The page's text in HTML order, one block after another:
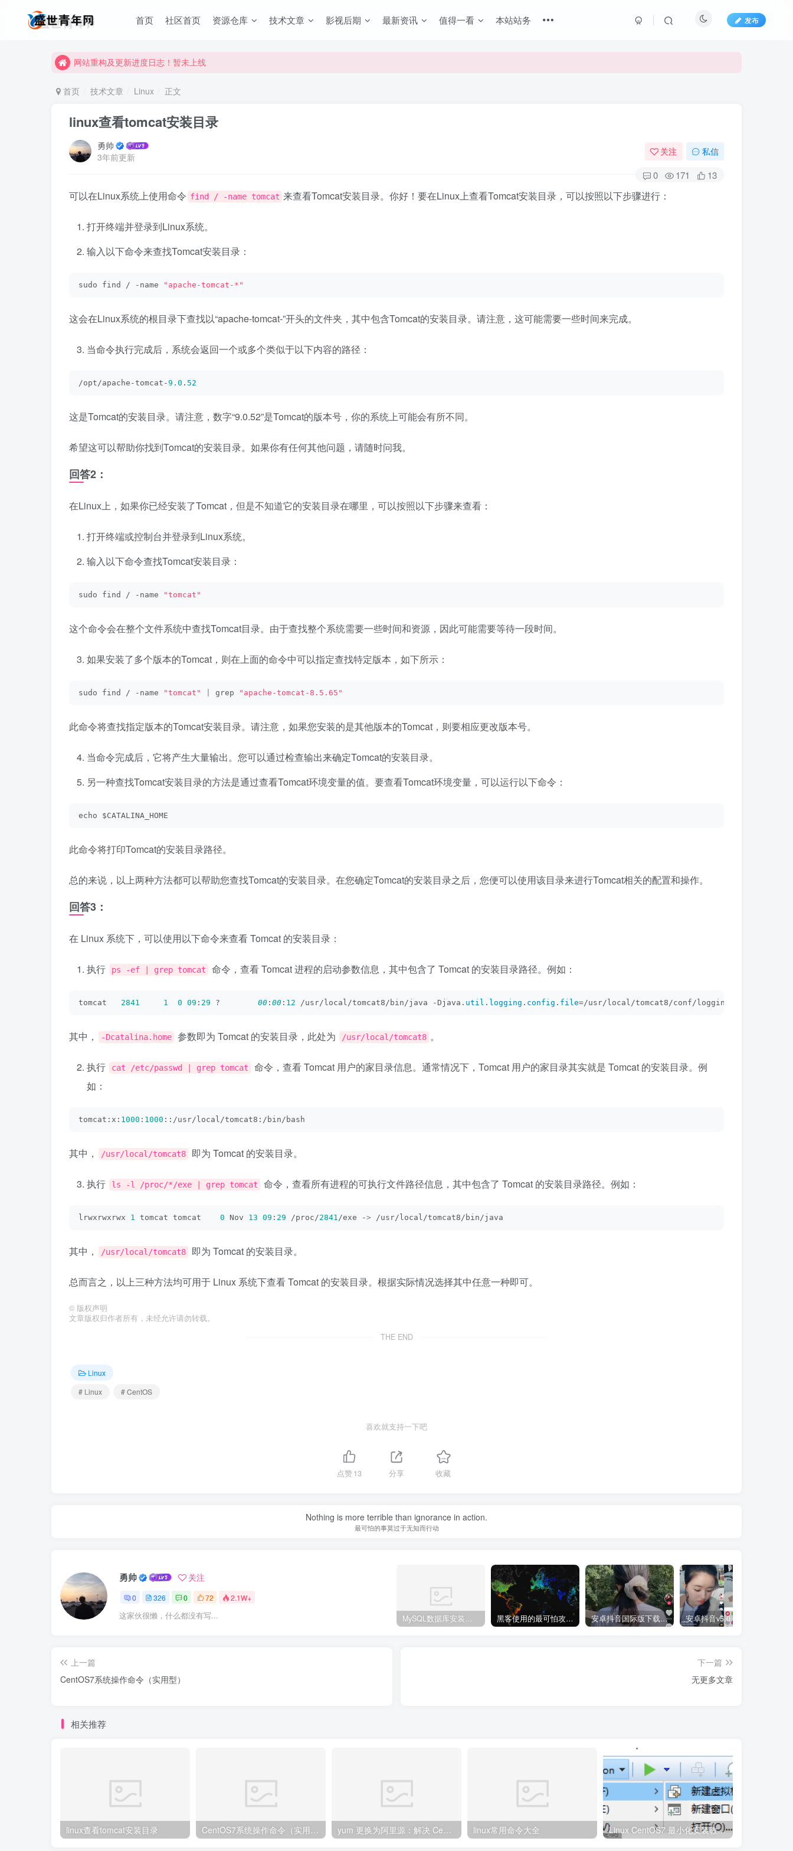
首页 社区首页 资源仓库 技术文章 影视后期 最新资讯 值得一看 本站站务 发布
网站重构及更新进度日志！暂未上线
网站重构及更新进度日志！暂未上线
首页 技术文章 Linux 正文
linux查看tomcat安装目录
勇帅
3年前更新
关注 私信
0 171 13
可以在Linux系统上使用命令 find / -name tomcat 来查看Tomcat安装目录。你好！要在Linux上查看Tomcat安装目录，可以按照以下步骤进行：
打开终端并登录到Linux系统。
输入以下命令来查找Tomcat安装目录：
sudo find / -name "apache-tomcat-*"
这会在Linux系统的根目录下查找以“apache-tomcat-”开头的文件夹，其中包含Tomcat的安装目录。请注意，这可能需要一些时间来完成。
当命令执行完成后，系统会返回一个或多个类似于以下内容的路径：
/opt/apache-tomcat-9.0 . 52
这是Tomcat的安装目录。请注意，数字“9.0.52”是Tomcat的版本号，你的系统上可能会有所不同。
希望这可以帮助你找到Tomcat的安装目录。如果你有任何其他问题，请随时问我。
回答2：
在Linux上，如果你已经安装了Tomcat，但是不知道它的安装目录在哪里，可以按照以下步骤来查看：
打开终端或控制台并登录到Linux系统。
输入以下命令查找Tomcat安装目录：
sudo find / -name "tomcat"
这个命令会在整个文件系统中查找Tomcat目录。由于查找整个系统需要一些时间和资源，因此可能需要等待一段时间。
如果安装了多个版本的Tomcat，则在上面的命令中可以指定查找特定版本，如下所示：
sudo find / -name "tomcat" grep "apache-tomcat-8.5.65"
此命令将查找指定版本的Tomcat安装目录。请注意，如果您安装的是其他版本的Tomcat，则要相应更改版本号。
当命令完成后，它将产生大量输出。您可以通过检查输出来确定Tomcat的安装目录。
另一种查找Tomcat安装目录的方法是通过查看Tomcat环境变量的值。要查看Tomcat环境变量，可以运行以下命令：
echo $CATALINA_HOME
此命令将打印Tomcat的安装目录路径。
总的来说，以上两种方法都可以帮助您查找Tomcat的安装目录。在您确定Tomcat的安装目录之后，您便可以使用该目录来进行Tomcat相关的配置和操作。
回答3：
在 Linux 系统下，可以使用以下命令来查看 Tomcat 的安装目录：
执行 ps -ef | grep tomcat 命令，查看 Tomcat 进程的启动参数信息，其中包含了 Tomcat 的安装目录路径。例如：
tomcat 2841 1 0 09 : 29 ? 00 : 00 : 12 /usr/local/tomcat8/bin/java -Djava. util . logging . config . file=/usr/local/tomcat8/conf/logging.
其中， -Dcatalina.home 参数即为 Tomcat 的安装目录，此处为 /usr/local/tomcat8 。
执行 cat /etc/passwd | grep tomcat
命令，查看 Tomcat 用户的家目录信息。通常情况下，Tomcat 用户的家目录其实就是 Tomcat 的安装目录。例
如：
tomcat:x: 1000 : 1000 ::/usr/local/tomcat8:/bin/bash
其中， /usr/local/tomcat8 即为 Tomcat 的安装目录。
执行 ls -l /proc/*/exe | grep tomcat 命令，查看所有进程的可执行文件路径信息，其中包含了 Tomcat 的安装目录路径。例如：
lrwxrwxrwx 1 tomcat tomcat 0 Nov 13 09 : 29 /proc/2841/exe -> /usr/local/tomcat8/bin/java
其中， /usr/local/tomcat8 即为 Tomcat 的安装目录。
总而言之，以上三种方法均可用于 Linux 系统下查看 Tomcat 的安装目录。根据实际情况选择其中任意一种即可。
© 版权声明
文章版权归作者所有，未经允许请勿转载。
THE END
Linux
# Linux
# CentOS
喜欢就支持一下吧
点赞13 分享 收藏
Nothing is more terrible than ignorance in action.
最可怕的事莫过于无知而行动
勇帅 关注
0 326 0 72 2.1W+
这家伙很懒，什么都没有写... MySQL数据库安装教程 黑客使用的最可怕攻击手段有哪些? 安卓抖音国际版下载TikTok_v18.5.6.0版本
上一篇
CentOS7系统操作命令（实用型）
下一篇
无更多文章
相关推荐
linux查看tomcat安装目录 CentOS7系统操作命令（实用型） yum 更换为阿里源：解决 CentOS 8 官方源下线后无法使用问题 linux常用命令大全 Linux CentOS7 最小化安装教程！